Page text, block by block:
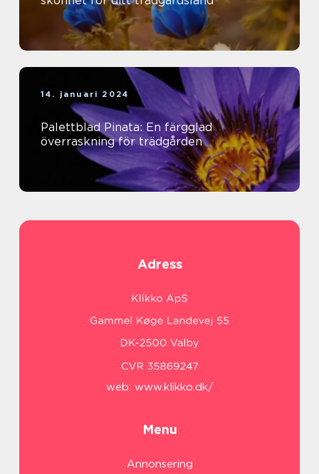
14. januari 2024
Palettblad Pinata: En färgglad
överraskning för trädgården
Adress
web: www.klikko.dk/
Menu
Annonsering